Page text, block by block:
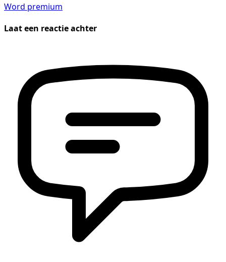
Word premium
Laat een reactie achter